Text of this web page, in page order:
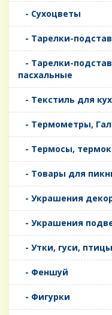
- Сухоцветы
- Тарелки-
- Тарелки-
пасхальные
- Текстиль для
- Термометры,
- Термосы,
- Товары для
- Украшения
- Украшения
- Утки, гуси,
- Феншуй
- Фигурки